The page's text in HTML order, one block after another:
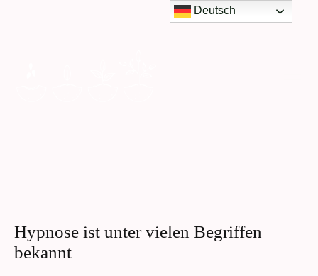
Hypnose ist unter vielen Begriffen
bekannt
Deutsch